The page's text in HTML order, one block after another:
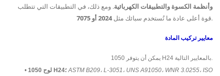
وأنظمة الكسوة والتطبيقات الكهربائية. ومع ذلك، في التطبيقات التي تتطلب
قوة أعلى عادة ما تُستخدم سبائك مثل2024 أو 7075 .
معايير تركيب المادة
•
لوح 1050 H24؛ ASTM B209، L-3051، UNS A91050، WNR 3.0255، ISO